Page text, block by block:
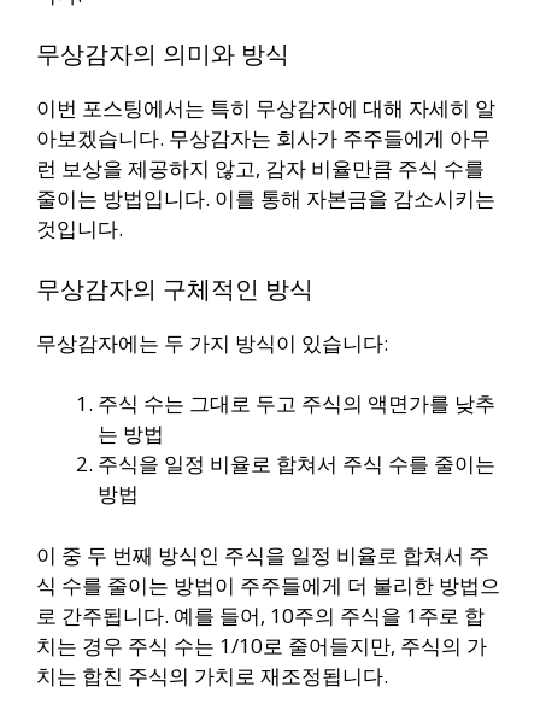
무상감자의 의미와 방식
이번 포스팅에서는 특히 무상감자에 대해 자세히 알
아보겠습니다. 무상감자는 회사가 주주들에게 아무
런 보상을 제공하지 않고, 감자 비율만큼 주식 수를
줄이는 방법입니다. 이를 통해 자본금을 감소시키는
것입니다.
무상감자의 구체적인 방식
무상감자에는 두 가지 방식이 있습니다:
주식 수는 그대로 두고 주식의 액면가를 낮추
는 방법
주식을 일정 비율로 합쳐서 주식 수를 줄이는
방법
이 중 두 번째 방식인 주식을 일정 비율로 합쳐서 주
식 수를 줄이는 방법이 주주들에게 더 불리한 방법으
로 간주됩니다. 예를 들어, 10주의 주식을 1주로 합
치는 경우 주식 수는 1/10로 줄어들지만, 주식의 가
치는 합친 주식의 가치로 재조정됩니다.